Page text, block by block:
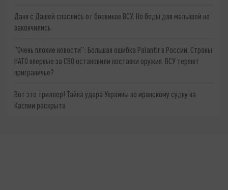
Даня с Дашей спаслись от боевиков ВСУ. Но беды для малышей не
закончились
"Очень плохие новости": Большая ошибка Palantir в России. Страны
НАТО впервые за СВО остановили поставки оружия. ВСУ теряют
приграничье?
Вот это триллер! Тайна удара Украины по иранскому судну на
Каспии раскрыта